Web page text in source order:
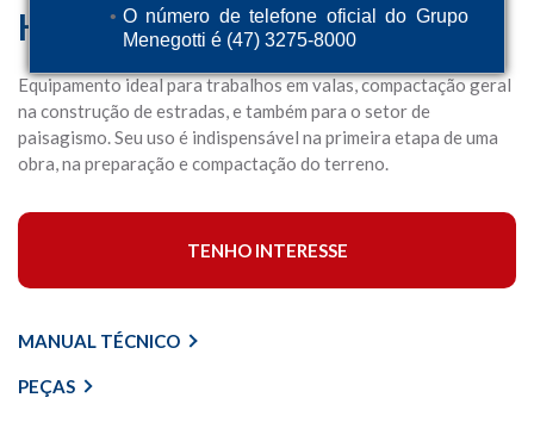
O número de telefone oficial do Grupo
Menegotti é (47) 3275-8000
Hidráulica MPH 170
Equipamento ideal para trabalhos em valas, compactação geral
na construção de estradas, e também para o setor de
paisagismo. Seu uso é indispensável na primeira etapa de uma
obra, na preparação e compactação do terreno.
TENHO INTERESSE
MANUAL TÉCNICO
PEÇAS